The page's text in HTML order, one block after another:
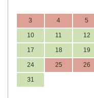
3 4 5
10 11 12
17 18 19
24 25 26
31